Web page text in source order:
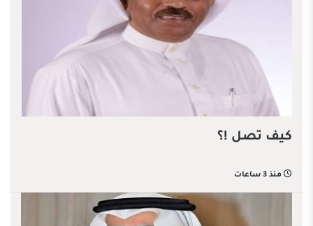
كيف تصل !؟
منذ 3 ساعات